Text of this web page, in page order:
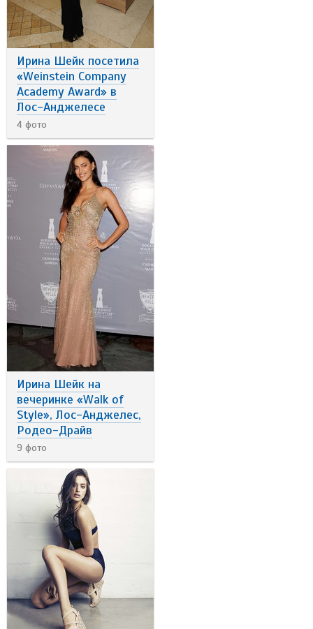
Ирина Шейк посетила
«Weinstein Company
Academy Award» в
Лос-Анджелесе
4 фото
Ирина Шейк на
вечеринке «Walk of
Style», Лос-Анджелес,
Родео-Драйв
9 фото